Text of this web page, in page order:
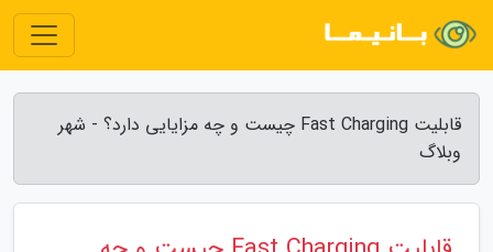
قابلیت Fast Charging چیست و چه مزایایی دارد؟ - شهر
وبلاگ